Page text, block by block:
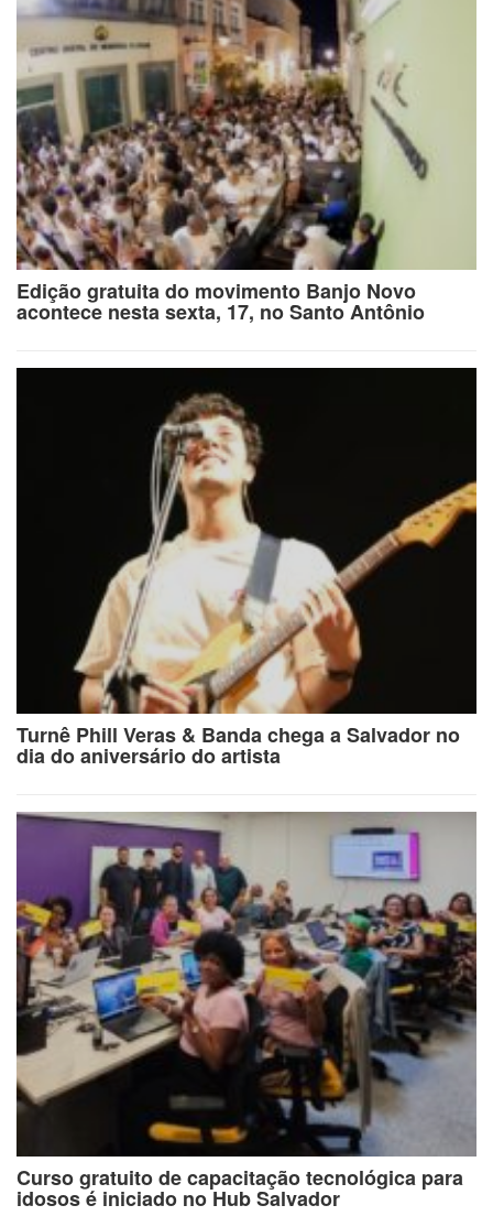
Edição gratuita do movimento Banjo Novo
acontece nesta sexta, 17, no Santo Antônio
Turnê Phill Veras & Banda chega a Salvador no
dia do aniversário do artista
Curso gratuito de capacitação tecnológica para
idosos é iniciado no Hub Salvador